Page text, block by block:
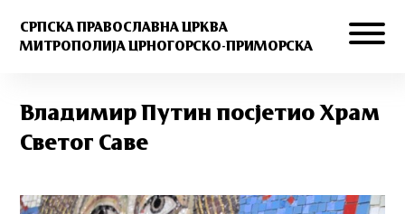
СРПСКА ПРАВОСЛАВНА ЦРКВА
МИТРОПОЛИЈА ЦРНОГОРСКО-ПРИМОРСКА
Владимир Путин посjетиo Храм
Светог Саве